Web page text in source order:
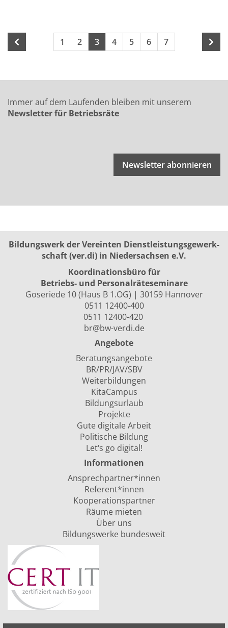
Seite 3 von 17 Seiten blättern
1 2 3 4 5 6 7
Immer auf dem Laufenden bleiben mit unserem
Newsletter für Betriebsräte
Newsletter abonnieren
Bildungswerk der Vereinten Dienst­leis­tungs­ge­werk­
schaft (ver.di) in Niedersachsen e.V.
Koordinationsbüro für
Betriebs- und Personalräte­seminare
Goseriede 10 (Haus B 1.OG) | 30159 Hannover
0511 12400-400
0511 12400-420
br@bw-verdi.de
Angebote
Beratungsangebote
BR/PR/JAV/SBV
Weiterbildungen
KitaCampus
Bildungsurlaub
Projekte
Gute digitale Arbeit
Politische Bildung
Let‘s go digital!
Informationen
Ansprechpartner*innen
Referent*innen
Kooperationspartner
Räume mieten
Über uns
Bildungswerke bundesweit